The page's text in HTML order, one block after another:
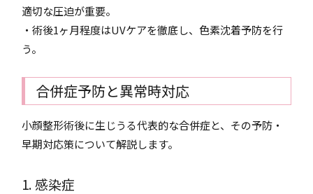
適切な圧迫が重要。
・術後1ヶ月程度はUVケアを徹底し、色素沈着予防を行
う。
合併症予防と異常時対応
小顔整形術後に生じうる代表的な合併症と、その予防・
早期対応策について解説します。
1. 感染症